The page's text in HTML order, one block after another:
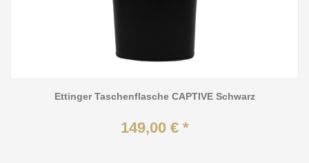
Ettinger Taschenflasche CAPTIVE Schwarz
149,00 € *